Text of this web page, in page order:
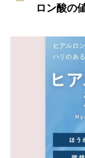
ロン酸の